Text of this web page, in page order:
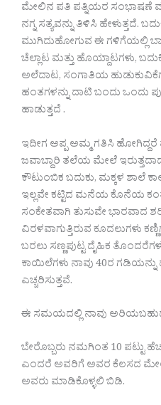
ಮೇಲಿನ ಪತಿ ಪತ್ನಿಯರ ಸಂಭಾಷಣೆ
ನಗ್ನ ಸತ್ಯವನ್ನು ತಿಳಿಸಿ ಹೇಳುತ್ತದೆ.
ಮುಗಿದುಹೋಗುವ ಈ ಗಳಿಗೆಯಲ್ಲಿ
ಚೆಲ್ಲಾಟ ಮತ್ತು ಹೊಯ್ದಾಟಗಳು,
ಅಲೆದಾಟ, ಸಂಗಾತಿಯ
ಹಂತಗಳನ್ನು ದಾಟಿ ಬಂದು ಒಂದು
ಹಾಡುತ್ತದೆ .
ಇದೀಗ ಅಪ್ಪ ಅಮ್ಮ ಗತಿಸಿ
ಜವಾಬ್ದಾರಿ ತಲೆಯ ಮೇಲೆ
ಕೌಟುಂಬಿಕ ಬದುಕು, ಮಕ್ಕಳ ಶಾಲೆ
ಇಲ್ಲವೇ ಕಟ್ಟಿದ ಮನೆಯ ಕೊನೆಯ
ಸಂಕೇತವಾಗಿ ತುಸುವೇ
ವಿರಳವಾಗುತ್ತಿರುವ ಕೂದಲುಗಳು
ಬರಲು ಸಣ್ಣಪುಟ್ಟ ದೈಹಿಕ
ಕಾಯಿಲೆಗಳು ನಾವು 40ರ ಗಡಿಯನ್ನು
ಎಚ್ಚರಿಸುತ್ತವೆ.
ಈ ಸಮಯದಲ್ಲಿ ನಾವು
ಬೇರೊಬ್ಬರು ನಮಗಿಂತ 10 ಪಟ್ಟು
ಎಂದರೆ ಅವರಿಗೆ ಅವರ ಕೆಲಸದ
ಅವರು ಮಾಡಿಕೊಳ್ಳಲಿ ಬಿಡಿ.